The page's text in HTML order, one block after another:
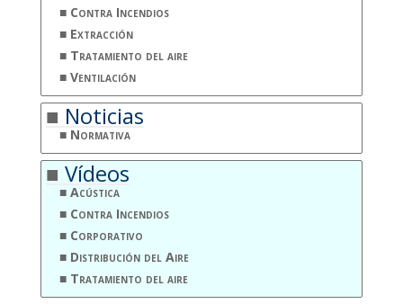
Contra Incendios
Extracción
Tratamiento del aire
Ventilación
Noticias
Normativa
Vídeos
Acústica
Contra Incendios
Corporativo
Distribución del Aire
Tratamiento del aire